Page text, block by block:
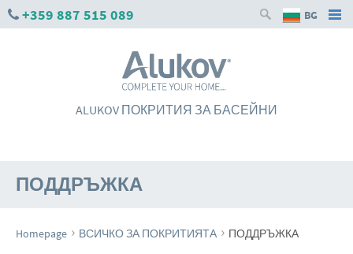
+359 887 515 089 BG
ALUKOV ПОКРИТИЯ ЗА БАСЕЙНИ
ПОДДРЪЖКА
Homepage › ВСИЧКО ЗА ПОКРИТИЯТА › ПОДДРЪЖКА